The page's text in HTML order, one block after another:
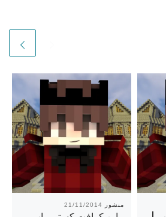
منشور 21/11/2014